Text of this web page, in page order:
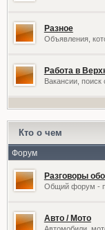
Разное
Объявления,
Работа в
Вакансии, поиск
Кто о чем
Форум
Разговоры
Общий форум -
Авто / Мото